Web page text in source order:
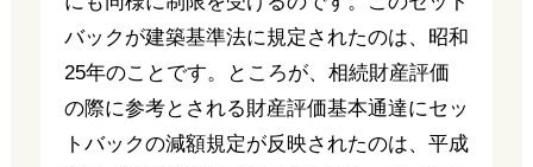
バックが建築基準法に規定されたのは、昭和
25年のことです。ところが、相続財産評価
の際に参考とされる財産評価基本通達にセッ
トバックの減額規定が反映されたのは、平成